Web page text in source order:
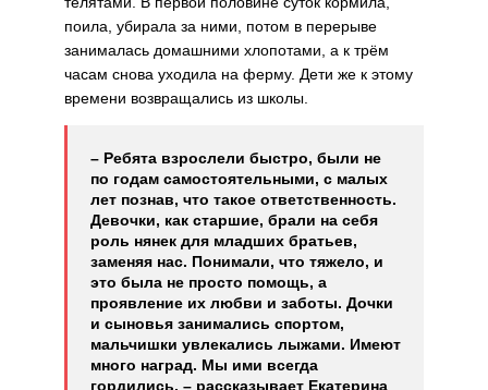
поила, убирала за ними, потом в перерыве
занималась домашними хлопотами, а к трём
часам снова уходила на ферму. Дети же к этому
времени возвращались из школы.
– Ребята взрослели быстро, были не
по годам самостоятельными, с малых
лет познав, что такое ответственность.
Девочки, как старшие, брали на себя
роль нянек для младших братьев,
заменяя нас. Понимали, что тяжело, и
это была не просто помощь, а
проявление их любви и заботы. Дочки
и сыновья занимались спортом,
мальчишки увлекались лыжами. Имеют
много наград. Мы ими всегда
гордились, – рассказывает Екатерина